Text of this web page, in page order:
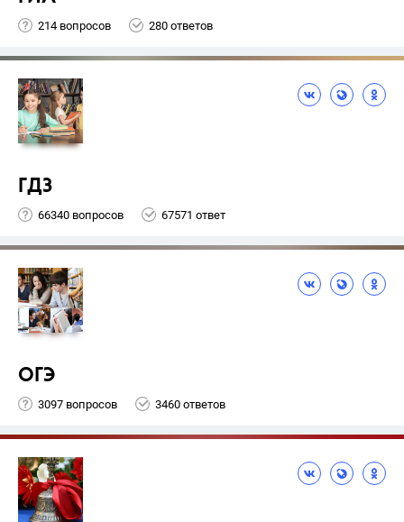
214 вопросов 280 ответов
ГДЗ
66340 вопросов 67571 ответ
ОГЭ
3097 вопросов 3460 ответов